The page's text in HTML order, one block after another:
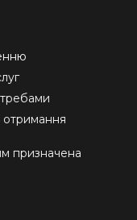
отримання
призначена